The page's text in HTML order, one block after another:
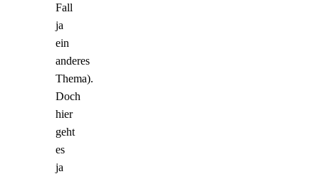
Fall
ja
ein
anderes
Thema).
Doch
hier
geht
es
ja